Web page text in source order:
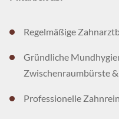
Regelmäßige
Gründliche
Zwischenraumbürste
Professionelle